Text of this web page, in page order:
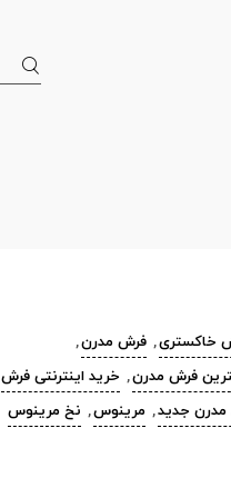
خاکستری, فرش مدرن,
فرش مدرن, خرید اینترنتی فرش
جدید, مرینوس, نخ مرینوس